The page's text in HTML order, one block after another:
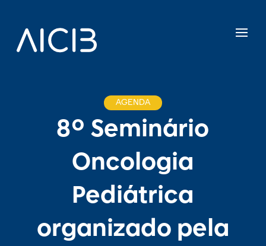
AGENDA
8º Seminário
Oncologia
Pediátrica
organizado pela